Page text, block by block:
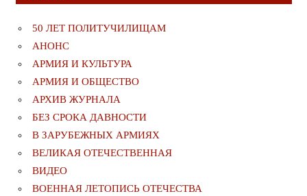
50 ЛЕТ ПОЛИТУЧИЛИЩАМ
АНОНС
АРМИЯ И КУЛЬТУРА
АРМИЯ И ОБЩЕСТВО
АРХИВ ЖУРНАЛА
БЕЗ СРОКА ДАВНОСТИ
В ЗАРУБЕЖНЫХ АРМИЯХ
ВЕЛИКАЯ ОТЕЧЕСТВЕННАЯ
ВИДЕО
ВОЕННАЯ ЛЕТОПИСЬ ОТЕЧЕСТВА